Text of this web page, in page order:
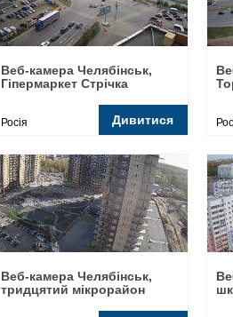
Веб-камера Челябінськ,
Гіпермаркет Стрічка
Росія Дивитися
Веб-камера Челябінськ,
тридцятий мікрорайон